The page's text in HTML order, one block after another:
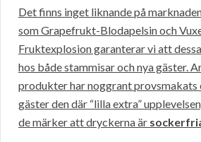
Det finns inget liknande på
som Grapefrukt-Blodapelsin och
Fruktexplosion garanterar vi att
hos både stammisar och nya gäster.
produkter har noggrant provsmakats
gäster den där “lilla extra”
de märker att dryckerna är